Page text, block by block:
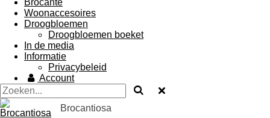
Brocante
Woonaccesoires
Droogbloemen
Droogbloemen boeket
In de media
Informatie
Privacybeleid
Account
Brocantiosa